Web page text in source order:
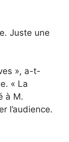
Juste une
», a-t-
« La
à M.
l’audience.